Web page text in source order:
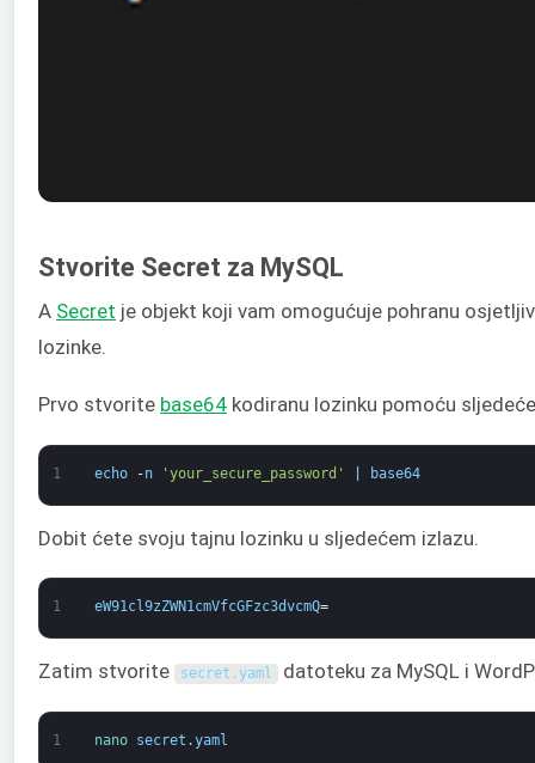
Stvorite Secret za MySQL
A Secret je objekt koji vam omogućuje pohranu
lozinke.
Prvo stvorite base64 kodiranu lozinku pomoću
1 echo -n 'your_secure_password' base64
Dobit ćete svoju tajnu lozinku u sljedećem izlazu.
1 eW91cl9zZWN1cmVfcGFzc3dvcmQ=
Zatim stvorite secret .yaml datoteku za MySQL i
1 nano secret .yaml